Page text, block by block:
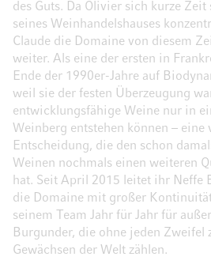
des Guts. Da Olivier sich kurze Zeit
seines Weinhandelshauses
Claude die Domaine von diesem
weiter. Als eine der ersten in
Ende der 1990er-Jahre auf
weil sie der festen Überzeugung
entwicklungsfähige Weine nur in
Weinberg entstehen können – eine
Entscheidung, die den schon
Weinen nochmals einen weiteren
hat. Seit April 2015 leitet ihr Neffe
die Domaine mit großer
seinem Team Jahr für Jahr für
Burgunder, die ohne jeden Zweifel
Gewächsen der Welt zählen.